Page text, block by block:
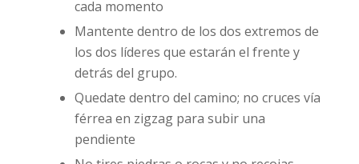
cada momento
Mantente dentro de los dos extremos de
los dos líderes que estarán el frente y
detrás del grupo.
Quedate dentro del camino; no cruces vía
férrea en zigzag para subir una
pendiente